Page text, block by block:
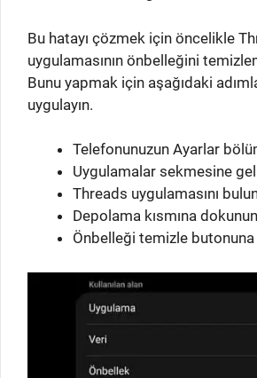
Bu hatayı çözmek için öncelikle
uygulamasının önbelleğini
Bunu yapmak için aşağıdaki
uygulayın.
Telefonunuzun Ayarlar
Uygulamalar sekmesine
Threads uygulamasını
Depolama kısmına
Önbelleği temizle butonuna